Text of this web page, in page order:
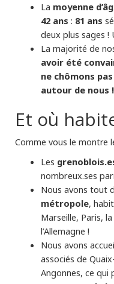
La moyenne
42 ans : 81 ans
deux plus sages !
La majorité de
avoir été
ne chômons
autour de nous !
Et où
Comme vous le montre
Les
nombreux.ses
Nous avons tout
métropole,
Marseille, Paris,
l’Allemagne !
Nous avons
associés de
Angonnes, ce qui